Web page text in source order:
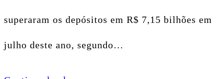
superaram os depósitos em R$ 7,15 bilhões em
julho deste ano, segundo…